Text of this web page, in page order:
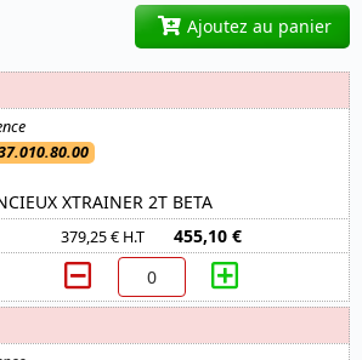
Ajoutez au panier
XTRAINER 2T BETA
379,25 € H.T 455,10 €